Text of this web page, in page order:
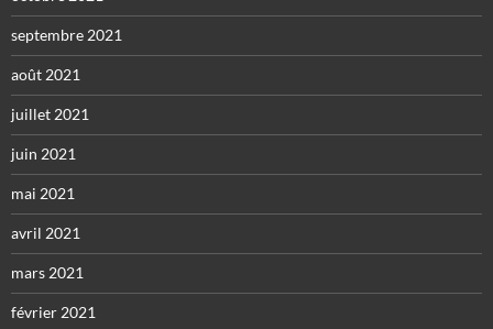
septembre 2021
août 2021
juillet 2021
juin 2021
mai 2021
avril 2021
mars 2021
février 2021